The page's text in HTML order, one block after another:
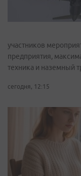
участников
предприятия,
техника и наземный
сегодня, 12:15